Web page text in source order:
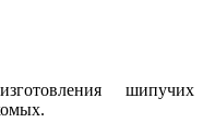
шипучих